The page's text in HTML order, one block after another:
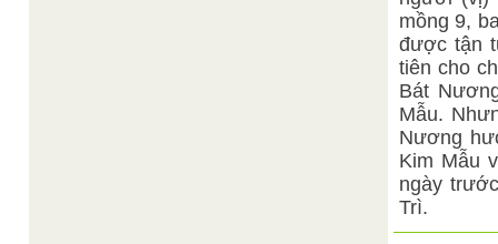
mồng 9,
được tận
tiên cho
Bát
Mẫu.
Nương
Kim Mẫu
ngày
Trì.